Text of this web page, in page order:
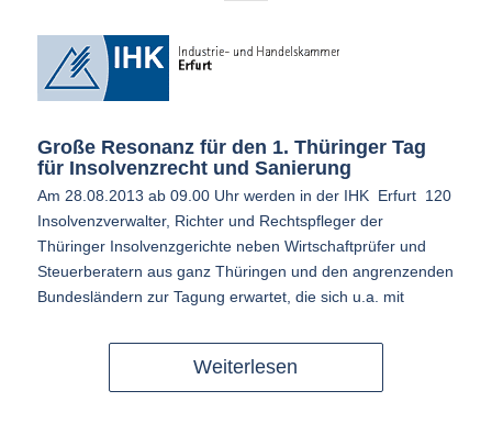
Große Resonanz für den 1. Thüringer Tag
für Insolvenzrecht und Sanierung
Am 28.08.2013 ab 09.00 Uhr werden in der IHK Erfurt 120
Insolvenzverwalter, Richter und Rechtspfleger der
Thüringer Insolvenzgerichte neben Wirtschaftprüfer und
Steuerberatern aus ganz Thüringen und den angrenzenden
Bundesländern zur Tagung erwartet, die sich u.a. mit
Weiterlesen